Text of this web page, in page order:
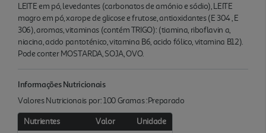
LEITE em pó, levedantes (carbonatos de amónio e sódio), LEITE
magro em pó, xarope de glicose e frutose, antioxidantes (E 304 , E
306), aromas, vitaminas (contém TRIGO): (tiamina, riboflavin a,
niacina, acido pantoténico, vitamina B6, acido fólico, vitamina B12).
Pode conter MOSTARDA, SOJA, OVO.
Informações Nutricionais
Valores Nutricionais por: 100 Gramas :Preparado
Nutrientes Valor
Unidade